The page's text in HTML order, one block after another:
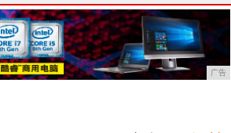
广告